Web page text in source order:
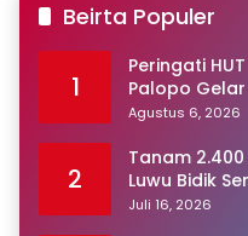
Beirta Populer
1
Peringati
Palopo
Warga Binaan
Agustus 6, 2026
2
Tanam
Luwu Bidik
Juli 16, 2026